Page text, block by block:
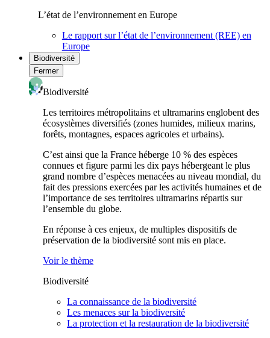
L’état de l’environnement en Europe
Le rapport sur l’état de l’environnement (REE) en
Europe
Biodiversité
Fermer
Biodiversité
Les territoires métropolitains et ultramarins englobent des
écosystèmes diversifiés (zones humides, milieux marins,
forêts, montagnes, espaces agricoles et urbains).
C’est ainsi que la France héberge 10 % des espèces
connues et figure parmi les dix pays hébergeant le plus
grand nombre d’espèces menacées au niveau mondial, du
fait des pressions exercées par les activités humaines et de
l’importance de ses territoires ultramarins répartis sur
l’ensemble du globe.
En réponse à ces enjeux, de multiples dispositifs de
préservation de la biodiversité sont mis en place.
Voir le thème
Biodiversité
La connaissance de la biodiversité
Les menaces sur la biodiversité
La protection et la restauration de la biodiversité